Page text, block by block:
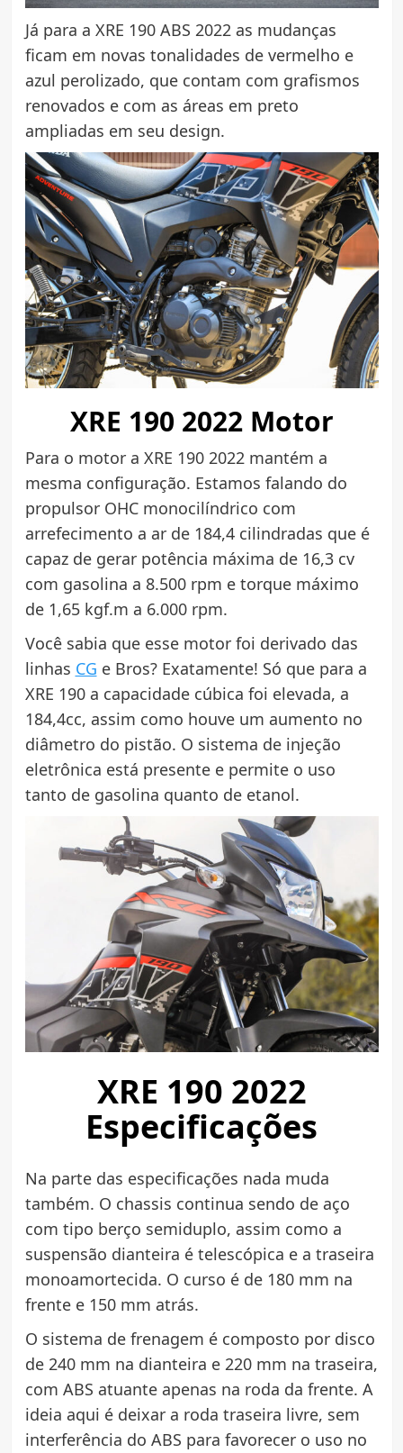
Já para a XRE 190 ABS 2022 as mudanças
ficam em novas tonalidades de vermelho e
azul perolizado, que contam com grafismos
renovados e com as áreas em preto
ampliadas em seu design.
XRE 190 2022 Motor
Para o motor a XRE 190 2022 mantém a
mesma configuração. Estamos falando do
propulsor OHC monocilíndrico com
arrefecimento a ar de 184,4 cilindradas que é
capaz de gerar potência máxima de 16,3 cv
com gasolina a 8.500 rpm e torque máximo
de 1,65 kgf.m a 6.000 rpm.
Você sabia que esse motor foi derivado das
linhas CG e Bros? Exatamente! Só que para a
XRE 190 a capacidade cúbica foi elevada, a
184,4cc, assim como houve um aumento no
diâmetro do pistão. O sistema de injeção
eletrônica está presente e permite o uso
tanto de gasolina quanto de etanol.
XRE 190 2022
Especificações
Na parte das especificações nada muda
também. O chassis continua sendo de aço
com tipo berço semiduplo, assim como a
suspensão dianteira é telescópica e a traseira
monoamortecida. O curso é de 180 mm na
frente e 150 mm atrás.
O sistema de frenagem é composto por disco
de 240 mm na dianteira e 220 mm na traseira,
com ABS atuante apenas na roda da frente. A
ideia aqui é deixar a roda traseira livre, sem
interferência do ABS para favorecer o uso no